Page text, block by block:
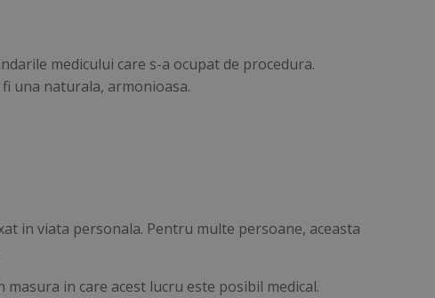
medicului care s-a ocupat de procedura.
una naturala, armonioasa.
in viata personala. Pentru multe persoane, aceasta
in care acest lucru este posibil medical.